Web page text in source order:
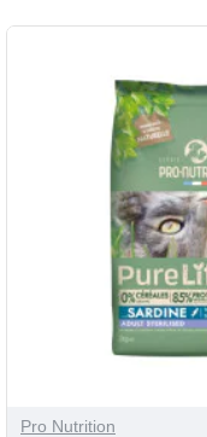
Pro Nutrition